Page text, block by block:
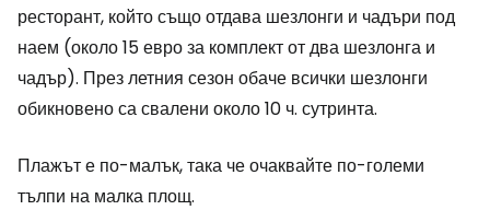
ресторант, който също отдава шезлонги и чадъри под
наем (около 15 евро за комплект от два шезлонга и
чадър). През летния сезон обаче всички шезлонги
обикновено са свалени около 10 ч. сутринта.
Плажът е по-малък, така че очаквайте по-големи
тълпи на малка площ.